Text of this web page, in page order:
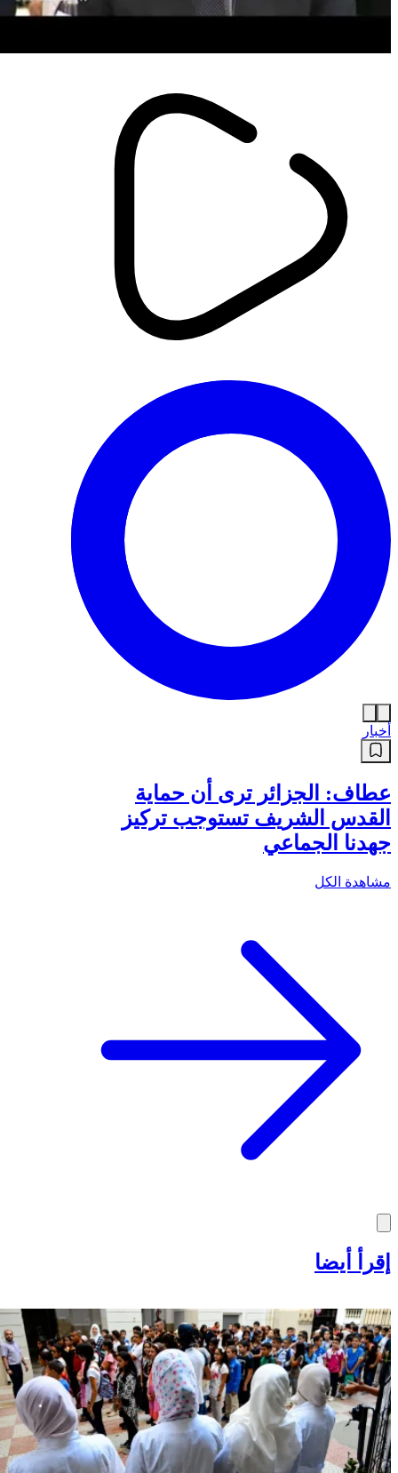
أخبار
عطاف: الجزائر ترى أن حماية
القدس الشريف تستوجب تركيز
جهدنا الجماعي
مشاهدة الكل
إقرأ أيضا